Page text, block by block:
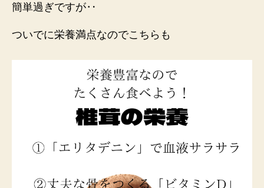
簡単過ぎですが‥
ついでに栄養満点なのでこちらも